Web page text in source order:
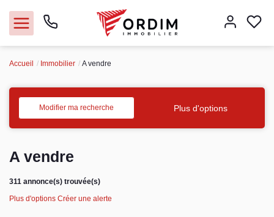
Acheter
Vendre
Immobilier pro
Accueil Immobilier A vendre
Modifier ma recherche Plus d'options
A vendre
311 annonce(s) trouvée(s)
Plus d'options Créer une alerte